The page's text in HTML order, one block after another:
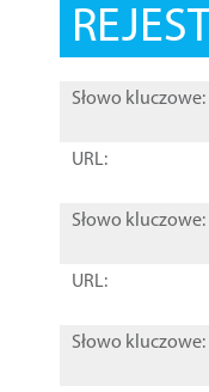
Słowo kluczowe:
URL:
Słowo kluczowe:
URL:
Słowo kluczowe: